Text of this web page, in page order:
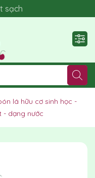
sạch
lá hữu cơ sinh học -
- dạng nước